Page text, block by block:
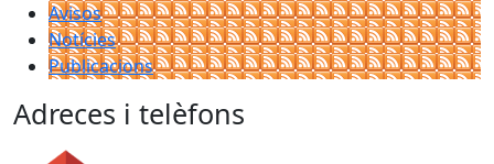
Avisos
Notícies
Publicacions
Adreces i telèfons